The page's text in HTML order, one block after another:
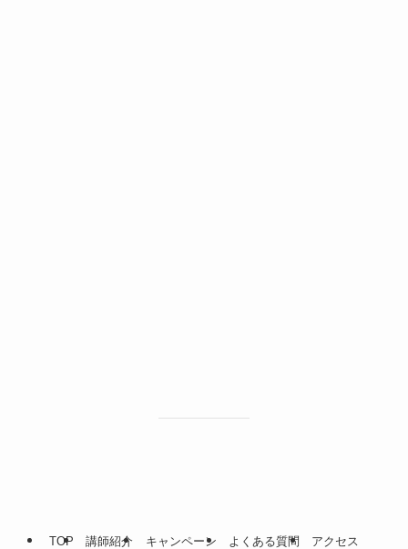
TOP 講師紹介 キャンペーン よくある質問 アクセス